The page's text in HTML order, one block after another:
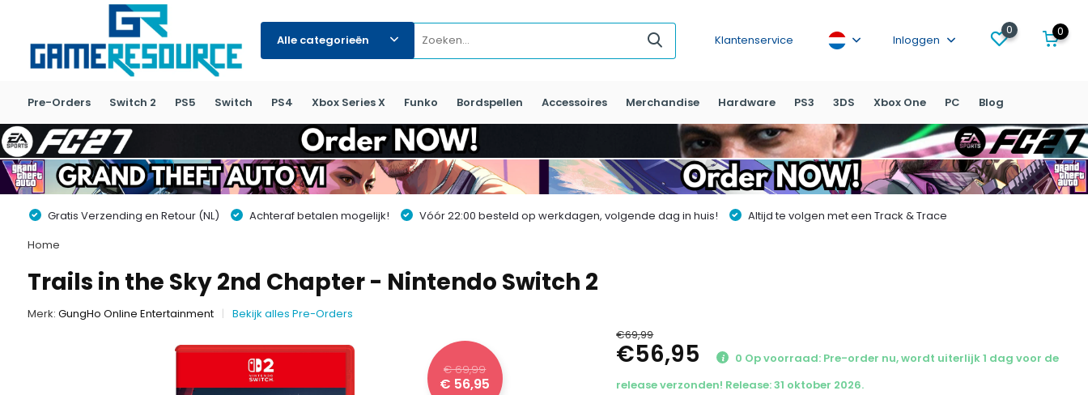
Alle categorieën Klantenservice Inloggen
0 0
Pre-Orders Switch 2 PS5 Switch PS4 Xbox Series X Funko Bordspellen Accessoires Merchandise Hardware PS3 3DS Xbox One PC Blog
Gratis Verzending en Retour (NL) Achteraf betalen mogelijk! Vóór 22:00 besteld op werkdagen, volgende dag in huis!
Altijd te volgen met een Track & Trace
Home
Trails in the Sky 2nd Chapter - Nintendo Switch 2
Merk: GungHo Online Entertainment Bekijk alles Pre-Orders
€ 69,99
€ 56,95
€69,99
€56,95
0 Op voorraad: Pre-order nu, wordt uiterlijk 1 dag voor de
release verzonden! Release: 31 oktober 2026.